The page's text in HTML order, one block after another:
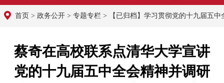
首页 > 政务公开 > 专题专栏 > 【已归档】学习贯彻党的十九届五中
蔡奇在高校联系点清华大学宣讲
党的十九届五中全会精神并调研